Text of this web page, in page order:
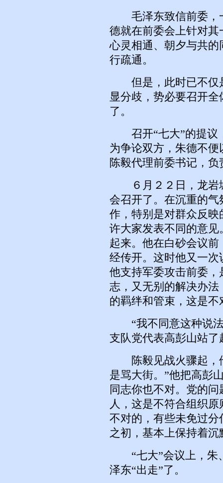
毛泽东致信前委，
德就在前委会上针对
心灵相通、朝夕与共
行疏通。
但是，此时已不仅
显分歧，势必要召开
了。
召开“七大”的提议
为争论双方，朱德不
陈毅代理前委书记，负
６月２２日，龙岩
会召开了。在沉重的
作，特别是对群众反
许大家发表不同的意
起来。他在白砂会议
经传开。这时他又一
他支持军委攻击前委
志，又无别的解决办
的羁绊和管束，这是不
“我不同意这种说法
支队党代表高彭山站了
陈毅见战火骤起，
是骂大街。”他把高彭
同志你也不对。党的
人，这是不符合组织
不对的，有些未免过
之初，基本上保持着沉
“七大”会议上，朱
泽东“出走”了。